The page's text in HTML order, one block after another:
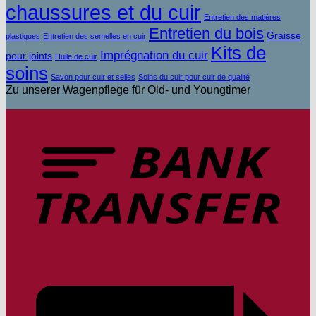
chaussures et du cuir Entretien des matières
plastiques Entretien des semelles en cuir Entretien du bois Graisse
pour joints Huile de cuir Imprégnation du cuir Kits de
soins Savon pour cuir et selles Soins du cuir pour cuir de qualité
Zu unserer Wagenpflege für Old- und Youngtimer